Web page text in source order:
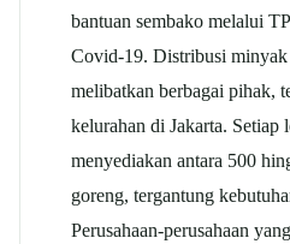
bantuan sembako melalui
Covid-19. Distribusi
melibatkan berbagai pihak,
kelurahan di Jakarta. Setiap
menyediakan antara 500
goreng, tergantung
Perusahaan-perusahaan